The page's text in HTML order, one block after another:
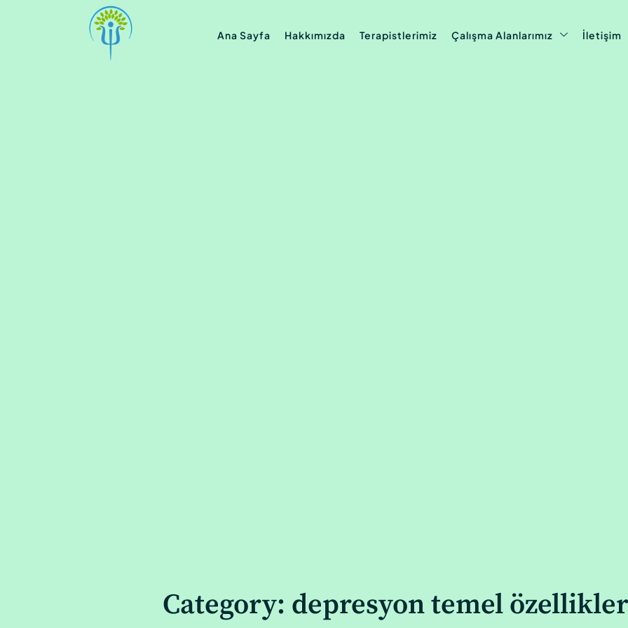
Ana Sayfa Hakkımızda Terapistlerimiz Çalışma Alanlarımız İletişim
Category: depresyon temel